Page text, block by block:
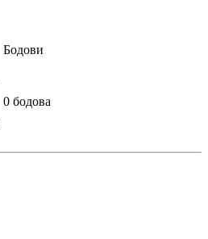
Бодови
0 бодова